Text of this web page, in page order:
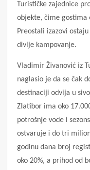
Turističke zajednice
objekte, čime gostima
Preostali izazovi
divlje kampovanje.
Vladimir Živanović iz
naglasio je da se čak
destinaciji odvija u
Zlatibor ima oko
potrošnje vode i
ostvaruje i do tri
godinu dana broj
oko 20%, a prihod od